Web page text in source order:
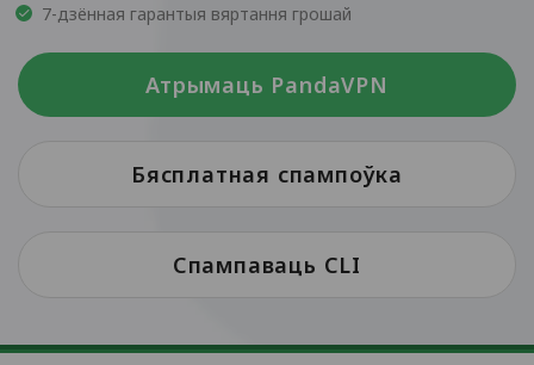
7-дзённая гарантыя вяртання грошай
Атрымаць PandaVPN
Бясплатная спампоўка
Спампаваць CLI